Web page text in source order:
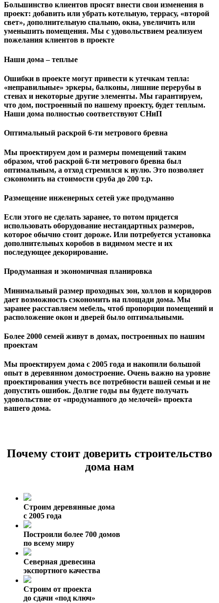
Большинство клиентов просят внести свои изменения в
проект: добавить или убрать котельную, террасу, «второй
свет», дополнительную спальню, окна, увеличить или
уменьшить помещения. Мы с удовольствием реализуем
пожелания клиентов в проекте
Наши дома – теплые
Ошибки в проекте могут привести к утечкам тепла:
«неправильные» эркеры, балконы, лишние перерубы в
стенах и некоторые другие элементы. Мы гарантируем,
чтo дом, построенный по нашему проекту, будет теплым.
Наши дома полностью соответствуют СНиП
Оптимальный раскрой 6-ти метрового бревна
Мы проектируем дом и размеры помещений таким
образом, чтоб раскрой 6-ти метрового бревна был
оптимальным, а отход стремился к нулю. Это позволяет
сэкономить на стоимости сруба до 200 т.р.
Размещение инженерных сетей уже продуманно
Если этого не сделать заранее, то потом придется
использовать оборудование нестандартных размеров,
которое обычно стоит дороже. Или потребуется установка
дополнительных коробов в видимом месте и их
последующее декорирование.
Продуманная и экономичная планировка
Минимальный размер проходных зон, холлов и коридоров
дает возможность сэкономить на площади дома. Мы
заранее расставляем мебель, чтоб пропорции помещений и
расположение окон и дверей было оптимальными.
Более 2000 семей живут в домах, построенных по нашим
проектам
Мы проектируем дома с 2005 года и накопили большой
опыт в деревянном домостроение. Очень важно на уровне
проектирования учесть все потребности вашей семьи и не
допустить ошибок. Долгие годы вы будете получать
удовольствие от «продуманного до мелочей» проекта
вашего дома.
Почему стоит доверить строительство
дома нам
Строим деревянные дома
с 2005 года
Построили более 700 домов
по всему миру
Северная древесина
экспортного качества
Строим от проекта
до сдачи «под ключ»